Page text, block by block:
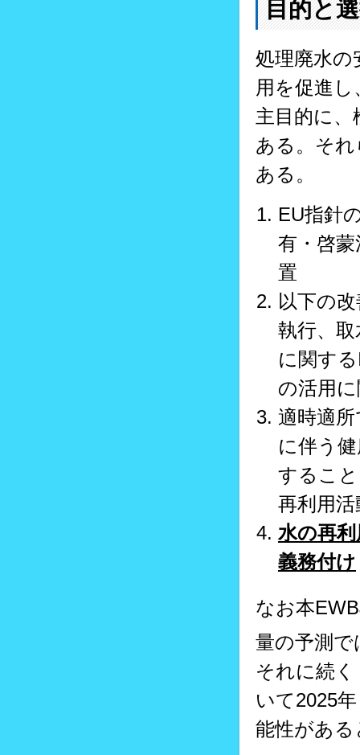
目的と
処理廃水の
用を促進
主目的に
ある。そ
ある。
EU指針
有・啓
置
以下の
執行、
に関す
の活用
適時適
に伴う
するこ
再利用
水の再
義務付け
なお本
量の予測
それに続
いて2025
能性があ